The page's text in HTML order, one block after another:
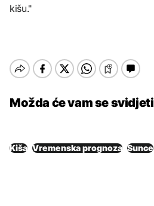
kišu."
Možda će vam se svidjeti
Kiša Vremenska prognoza Sunce